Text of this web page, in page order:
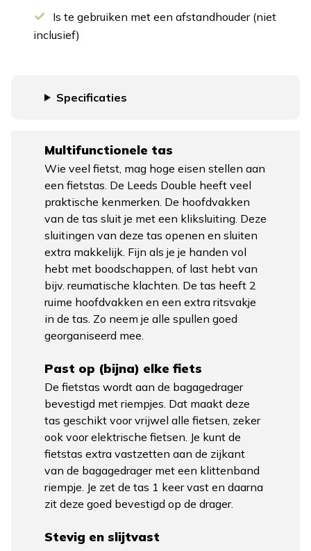
Is te gebruiken met een afstandhouder (niet
inclusief)
Specificaties
Multifunctionele tas
Wie veel fietst, mag hoge eisen stellen aan
een fietstas. De Leeds Double heeft veel
praktische kenmerken. De hoofdvakken
van de tas sluit je met een kliksluiting. Deze
sluitingen van deze tas openen en sluiten
extra makkelijk. Fijn als je je handen vol
hebt met boodschappen, of last hebt van
bijv. reumatische klachten. De tas heeft 2
ruime hoofdvakken en een extra ritsvakje
in de tas. Zo neem je alle spullen goed
georganiseerd mee.
Past op (bijna) elke fiets
De fietstas wordt aan de bagagedrager
bevestigd met riempjes. Dat maakt deze
tas geschikt voor vrijwel alle fietsen, zeker
ook voor elektrische fietsen. Je kunt de
fietstas extra vastzetten aan de zijkant
van de bagagedrager met een klittenband
riempje. Je zet de tas 1 keer vast en daarna
zit deze goed bevestigd op de drager.
Stevig en slijtvast